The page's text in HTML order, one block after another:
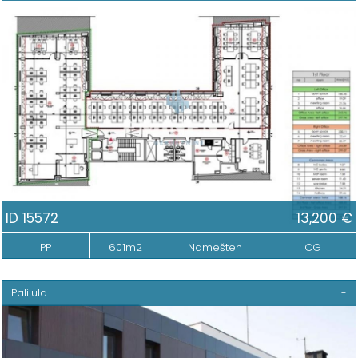
ID 15572 13,200 €
PP 601m2 Namešten CG
Palilula -